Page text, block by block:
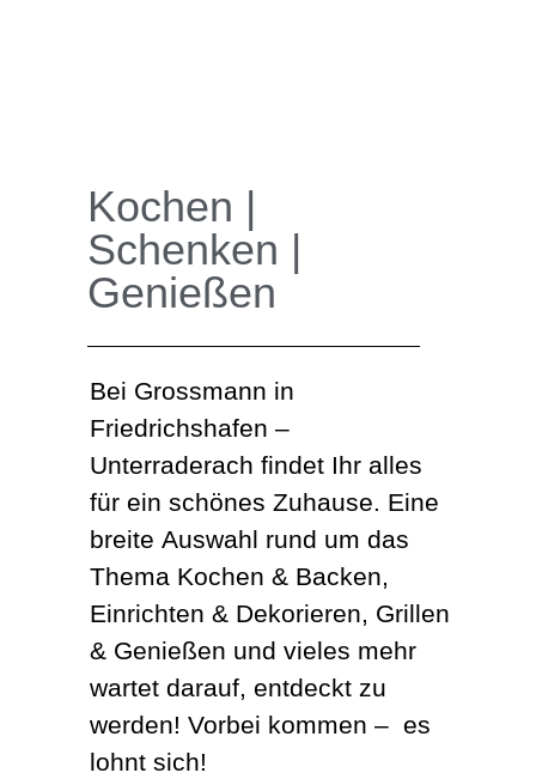
Kochen |
Schenken |
Genießen
Bei Grossmann in
Friedrichshafen –
Unterraderach findet Ihr alles
für ein schönes Zuhause. Eine
breite Auswahl rund um das
Thema Kochen & Backen,
Einrichten & Dekorieren, Grillen
& Genießen und vieles mehr
wartet darauf, entdeckt zu
werden! Vorbei kommen – es
lohnt sich!